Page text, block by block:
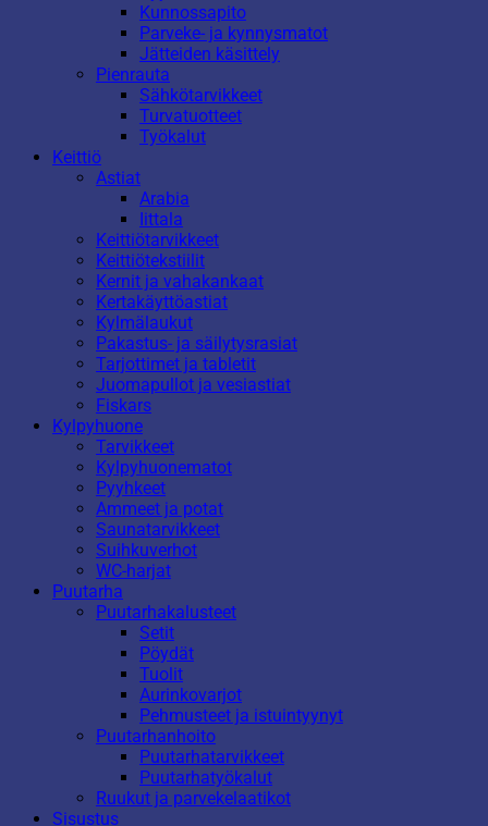
Kunnossapito
Parveke- ja kynnysmatot
Jätteiden käsittely
Pienrauta
Sähkötarvikkeet
Turvatuotteet
Työkalut
Keittiö
Astiat
Arabia
Iittala
Keittiötarvikkeet
Keittiötekstiilit
Kernit ja vahakankaat
Kertakäyttöastiat
Kylmälaukut
Pakastus- ja säilytysrasiat
Tarjottimet ja tabletit
Juomapullot ja vesiastiat
Fiskars
Kylpyhuone
Tarvikkeet
Kylpyhuonematot
Pyyhkeet
Ammeet ja potat
Saunatarvikkeet
Suihkuverhot
WC-harjat
Puutarha
Puutarhakalusteet
Setit
Pöydät
Tuolit
Aurinkovarjot
Pehmusteet ja istuintyynyt
Puutarhanhoito
Puutarhatarvikkeet
Puutarhatyökalut
Ruukut ja parvekelaatikot
Sisustus